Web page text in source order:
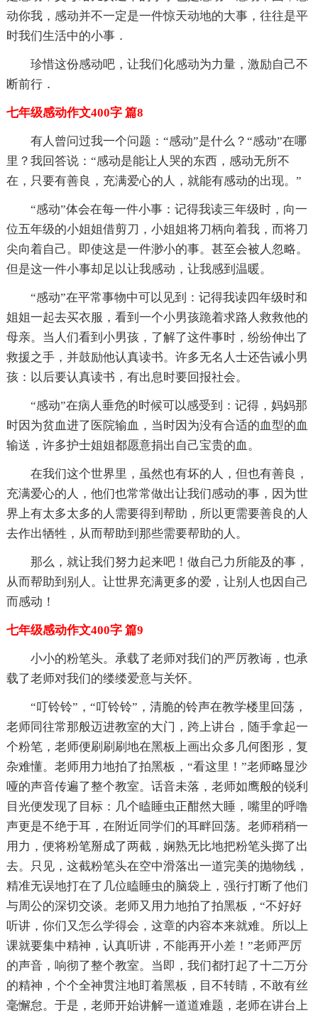
动你我，感动并不一定是一件惊天动地的大事，往往是平
时我们生活中的小事．
珍惜这份感动吧，让我们化感动为力量，激励自己不
断前行．
七年级感动作文400字 篇8
有人曾问过我一个问题：“感动”是什么？“感动”在哪
里？我回答说：“感动是能让人哭的东西，感动无所不
在，只要有善良，充满爱心的人，就能有感动的出现。”
“感动”体会在每一件小事：记得我读三年级时，向一
位五年级的小姐姐借剪刀，小姐姐将刀柄向着我，而将刀
尖向着自己。即使这是一件渺小的事。甚至会被人忽略。
但是这一件小事却足以让我感动，让我感到温暖。
“感动”在平常事物中可以见到：记得我读四年级时和
姐姐一起去买衣服，看到一个小男孩跪着求路人救救他的
母亲。当人们看到小男孩，了解了这件事时，纷纷伸出了
救援之手，并鼓励他认真读书。许多无名人士还告诫小男
孩：以后要认真读书，有出息时要回报社会。
“感动”在病人垂危的时候可以感受到：记得，妈妈那
时因为贫血进了医院输血，当时因为没有合适的血型的血
输送，许多护士姐姐都愿意捐出自己宝贵的血。
在我们这个世界里，虽然也有坏的人，但也有善良，
充满爱心的人，他们也常常做出让我们感动的事，因为世
界上有太多太多的人需要得到帮助，所以更需要善良的人
去作出牺牲，从而帮助到那些需要帮助的人。
那么，就让我们努力起来吧！做自己力所能及的事，
从而帮助到别人。让世界充满更多的爱，让别人也因自己
而感动！
七年级感动作文400字 篇9
小小的粉笔头。承载了老师对我们的严厉教诲，也承
载了老师对我们的缕缕爱意与关怀。
“叮铃铃”，“叮铃铃”，清脆的铃声在教学楼里回荡，
老师同往常那般迈进教室的大门，跨上讲台，随手拿起一
个粉笔，老师便刷刷刷地在黑板上画出众多几何图形，复
杂难懂。老师用力地拍了拍黑板，“看这里！”老师略显沙
哑的声音传遍了整个教室。话音未落，老师如鹰般的锐利
目光便发现了目标：几个瞌睡虫正酣然大睡，嘴里的呼噜
声更是不绝于耳，在附近同学们的耳畔回荡。老师稍稍一
用力，便将粉笔掰成了两截，娴熟无比地把粉笔头掷了出
去。只见，这截粉笔头在空中滑落出一道完美的抛物线，
精准无误地打在了几位瞌睡虫的脑袋上，强行打断了他们
与周公的深切交谈。老师又用力地拍了拍黑板，“不好好
听讲，你们又怎么学得会，这章的内容本来就难。所以上
课就要集中精神，认真听讲，不能再开小差！”老师严厉
的声音，响彻了整个教室。当即，我们都打起了十二万分
的精神，个个全神贯注地盯着黑板，目不转睛，不敢有丝
毫懈怠。于是，老师开始讲解一道道难题，老师在讲台上